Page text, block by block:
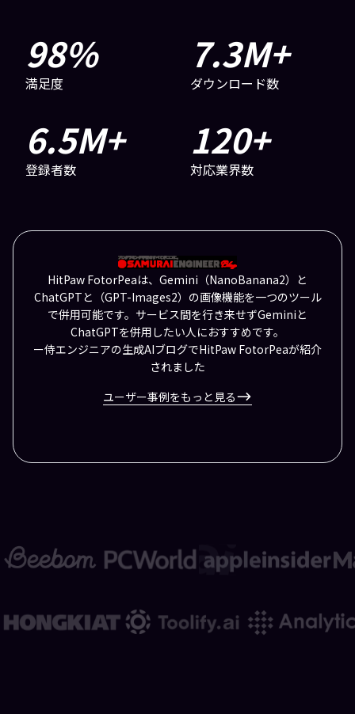
98%
満足度
7.3M+
ダウンロード数
6.5M+
登録者数
120+
対応業界数
HitPaw FotorPeaは、Gemini（NanoBanana2）と
ChatGPTと（GPT-Images2）の画像機能を一つのツール
で併用可能です。サービス間を行き来せずGeminiと
ChatGPTを併用したい人におすすめです。
ー侍エンジニアの生成AIブログでHitPaw FotorPeaが紹介
されました
ユーザー事例をもっと見る